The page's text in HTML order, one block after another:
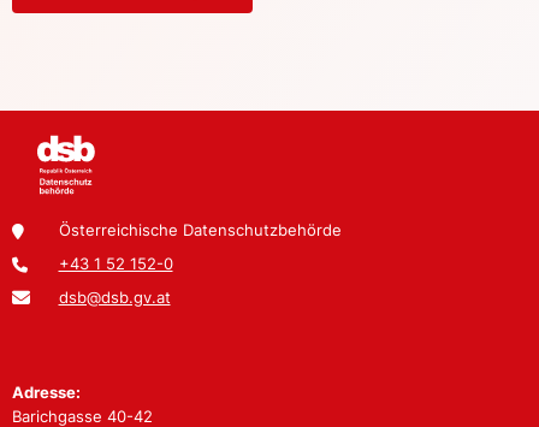
Österreichische Datenschutzbehörde
+43 1 52 152-0
dsb@dsb.gv.at
Adresse:
Barichgasse 40-42